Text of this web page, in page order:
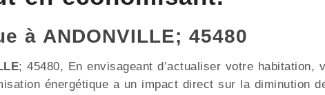
à ANDONVILLE; 45480
; 45480, En envisageant d’actualiser votre habitation,
énergétique a un impact direct sur la diminution